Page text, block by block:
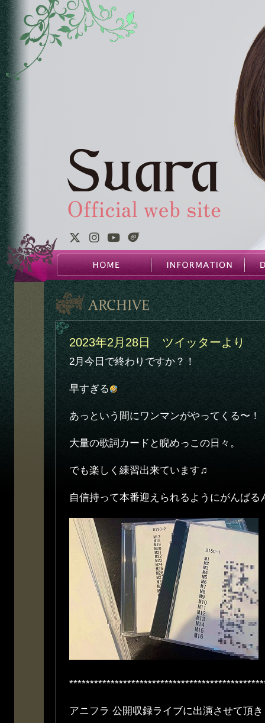
2023年2月28日 ツイッターより
2月今日で終わりですか？！
早すぎる
あっという間にワンマンがやってくる〜！
大量の歌詞カードと睨めっこの日々。
でも楽しく練習出来ています♫
自信持って本番迎えられるようにがんばる
アニフラ 公開収録ライブに出演させて頂